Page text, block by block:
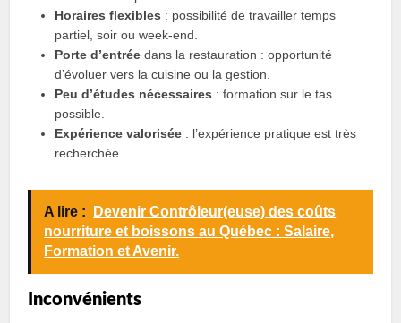
Horaires flexibles : possibilité de travailler temps
partiel, soir ou week-end.
Porte d’entrée dans la restauration : opportunité
d’évoluer vers la cuisine ou la gestion.
Peu d’études nécessaires : formation sur le tas
possible.
Expérience valorisée : l’expérience pratique est très
recherchée.
A lire :
Devenir Contrôleur(euse) des coûts
nourriture et boissons au Québec : Salaire,
Formation et Avenir.
Inconvénients